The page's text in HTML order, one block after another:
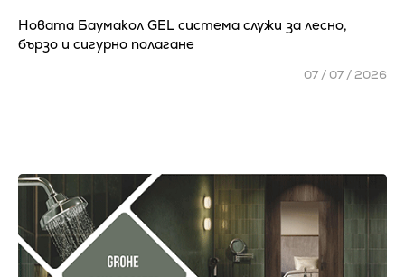
Новата Баумакол GEL система служи за лесно,
бързо и сигурно полагане
07 / 07 / 2026